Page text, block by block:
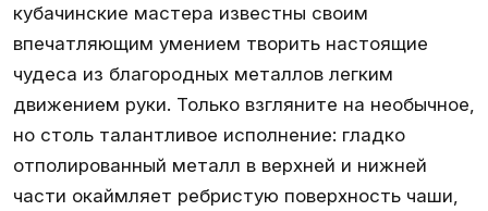
кубачинские мастера известны своим
впечатляющим умением творить настоящие
чудеса из благородных металлов легким
движением руки. Только взгляните на необычное,
но столь талантливое исполнение: гладко
отполированный металл в верхней и нижней
части окаймляет ребристую поверхность чаши,